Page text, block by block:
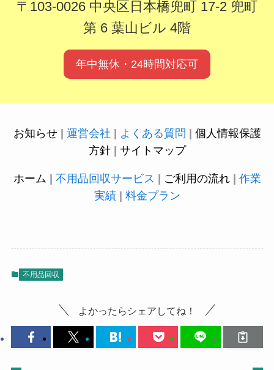
〒103-0026 中央区日本橋兜町 17-2 兜町
第 6 葉山ビル 4階
年中無休・24時間対応可
お知らせ| 運営会社 よくある質問
個人情報保護
方針| サイトマップ
ホーム 不用品回収サービス ご利用の流れ| 作業
実績| 料金プラン
不用品回収
よかったらシェアしてね！